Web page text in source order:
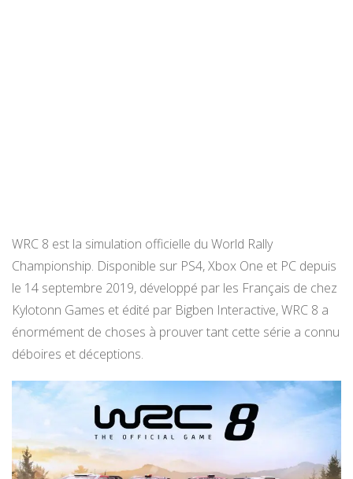
WRC 8 est la simulation officielle du World Rally
Championship. Disponible sur PS4, Xbox One et PC depuis
le 14 septembre 2019, développé par les Français de chez
Kylotonn Games et édité par Bigben Interactive, WRC 8 a
énormément de choses à prouver tant cette série a connu
déboires et déceptions.